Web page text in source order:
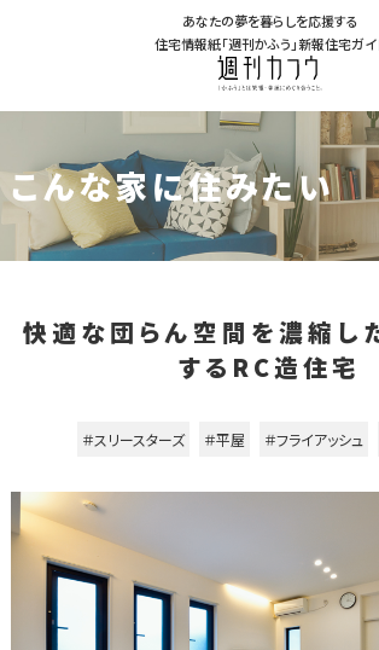
あなたの夢を暮らしを応援する
住宅情報紙「週刊かふう」新報住宅ガイ
こんな家に住みたい
快適な団らん空間を濃縮し
するRC造住宅
＃スリースターズ ＃平屋 ＃フライアッシュ